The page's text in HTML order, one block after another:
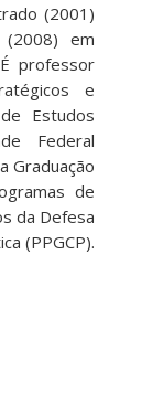
(2001)
em
professor
e
Estudos
Federal
Graduação
de
da Defesa
(PPGCP).